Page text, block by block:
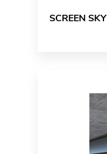
SCREEN SKY